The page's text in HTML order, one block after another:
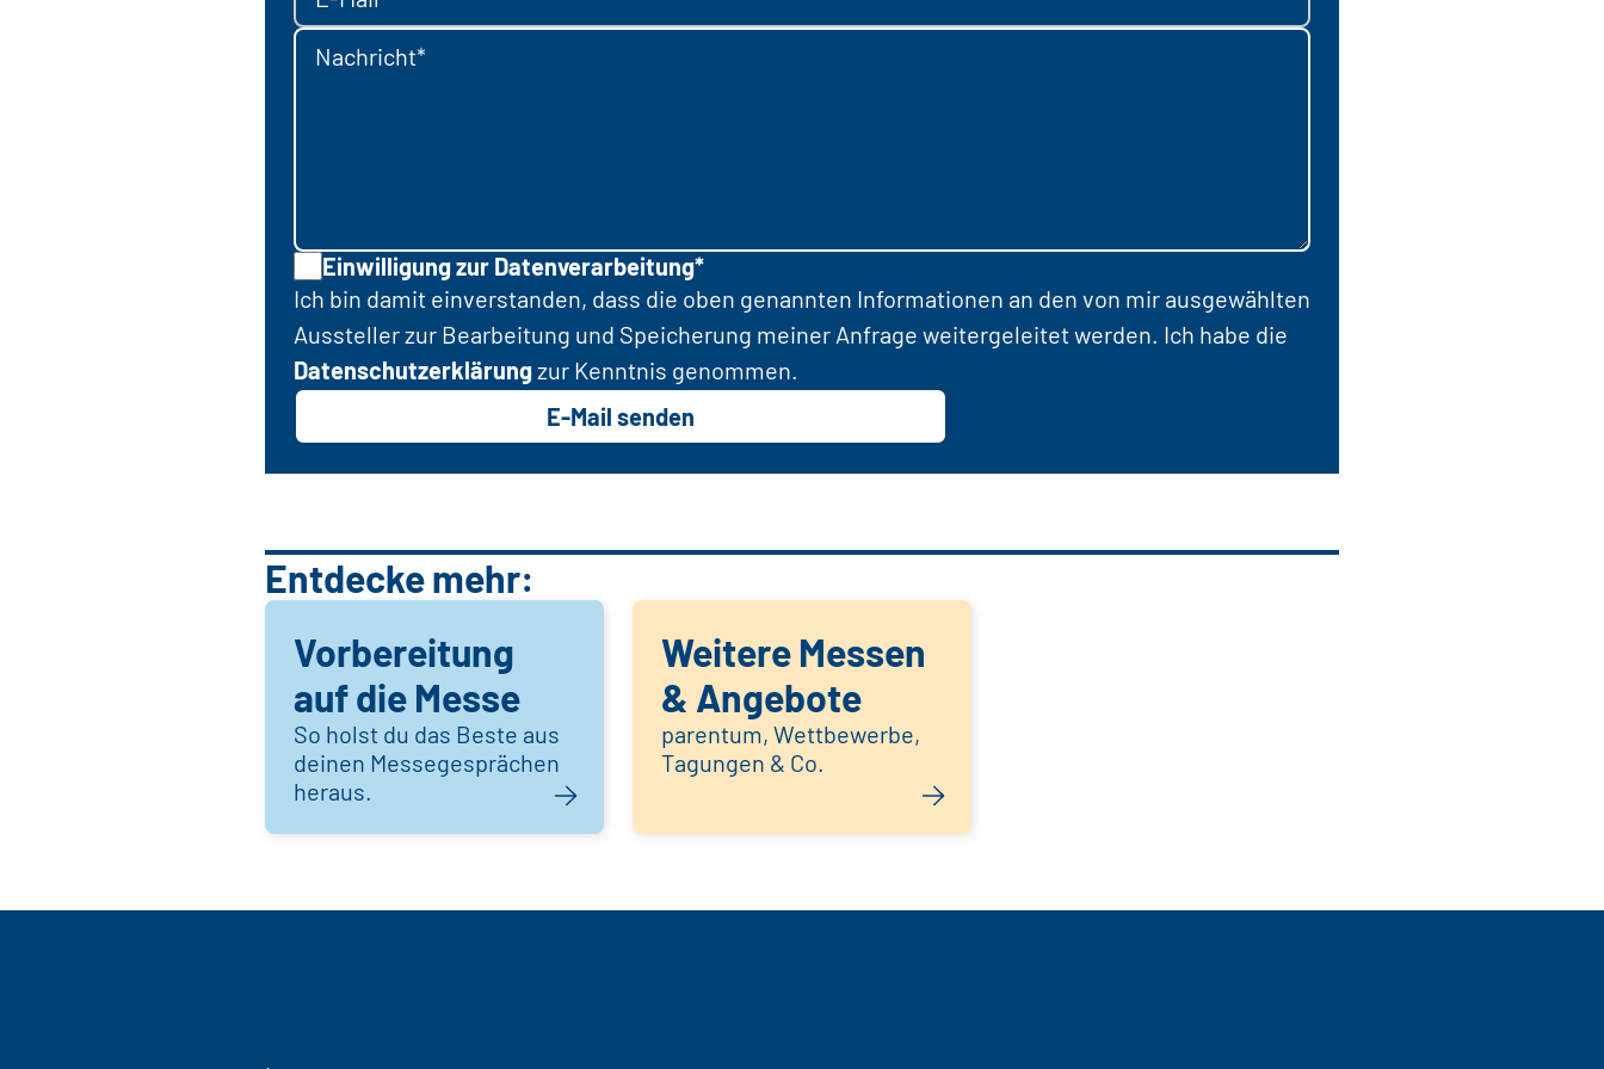
Nachricht*
Einwilligung zur Datenverarbeitung*
Ich bin damit einverstanden, dass die oben genannten Informationen an den von mir ausgewählten
Aussteller zur Bearbeitung und Speicherung meiner Anfrage weitergeleitet werden. Ich habe die
Datenschutzerklärungzur Kenntnis genommen.
E-Mail senden
Entdecke mehr:
Vorbereitung
auf die Messe
So holst du das Beste aus
deinen Messegesprächen
heraus.
Weitere Messen
& Angebote
parentum, Wettbewerbe,
Tagungen & Co.